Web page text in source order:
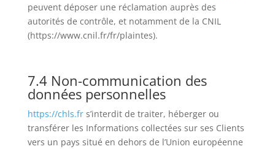
peuvent déposer une réclamation auprès des
autorités de contrôle, et notamment de la CNIL
(https://www.cnil.fr/fr/plaintes).
7.4 Non-communication des
données personnelles
https://chls.frs’interdit de traiter, héberger ou
transférer les Informations collectées sur ses Clients
vers un pays situé en dehors de l’Union européenne